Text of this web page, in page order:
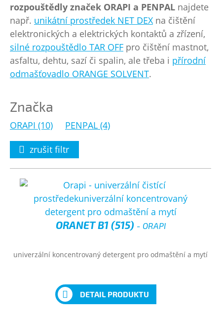
rozpouštědly značek ORAPI a PENPAL najdete
např. unikátní prostředek NET DEX na čištění
elektronických a elektrických kontaktů a zřízení,
silné rozpouštědlo TAR OFF pro čištění mastnot,
asfaltu, dehtu, sazí či spalin, ale třeba i přírodní
odmašťovadlo ORANGE SOLVENT.
Značka
ORAPI (10) PENPAL (4)
zrušit filtr
ORANET B1 (515) - ORAPI
univerzální koncentrovaný detergent pro odmaštění a mytí
DETAIL PRODUKTU